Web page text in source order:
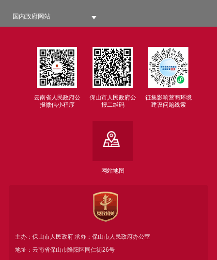
国内政府网站
云南省人民政府公
报微信小程序
保山市人民政府公
报二维码
征集影响营商环境
建设问题线索
网站地图
主办：保山市人民政府 承办：保山市人民政府办公室
地址：云南省保山市隆阳区同仁街26号